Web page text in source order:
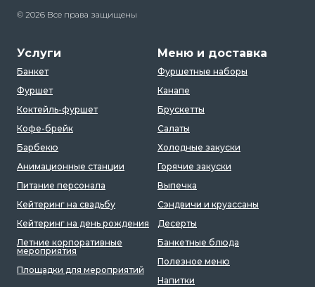
© 2026 Все права защищены
Услуги
Банкет
Фуршет
Коктейль-фуршет
Кофе-брейк
Барбекю
Анимационные станции
Питание персонала
Кейтеринг на свадьбу
Кейтеринг на день рождения
Летние корпоративные
мероприятия
Площадки для мероприятий
Меню и доставка
Фуршетные наборы
Канапе
Брускетты
Салаты
Холодные закуски
Горячие закуски
Выпечка
Сэндвичи и круассаны
Десерты
Банкетные блюда
Полезное меню
Напитки